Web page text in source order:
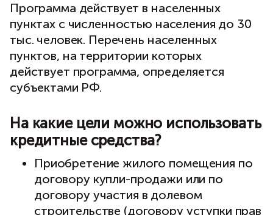
Программа действует в населенных
пунктах с численностью населения до 30
тыс. человек. Перечень населенных
пунктов, на территории которых
действует программа, определяется
субъектами РФ.
На какие цели можно использовать
кредитные средства?
Приобретение жилого помещения по
договору купли-продажи или по
договору участия в долевом
строительстве (договору уступки прав